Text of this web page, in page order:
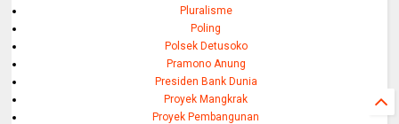
Pluralisme
Poling
Polsek Detusoko
Pramono Anung
Presiden Bank Dunia
Proyek Mangkrak
Proyek Pembangunan